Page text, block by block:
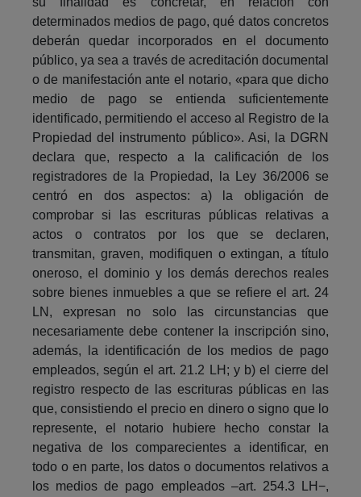
determinados medios de pago, qué datos concretos
deberán quedar incorporados en el documento
público, ya sea a través de acreditación documental
o de manifestación ante el notario, «para que dicho
medio de pago se entienda suficientemente
identificado, permitiendo el acceso al Registro de la
Propiedad del instrumento público». Asi, la DGRN
declara que, respecto a la calificación de los
registradores de la Propiedad, la Ley 36/2006 se
centró en dos aspectos: a) la obligación de
comprobar si las escrituras públicas relativas a
actos o contratos por los que se declaren,
transmitan, graven, modifiquen o extingan, a título
oneroso, el dominio y los demás derechos reales
sobre bienes inmuebles a que se refiere el art. 24
LN, expresan no solo las circunstancias que
necesariamente debe contener la inscripción sino,
además, la identificación de los medios de pago
empleados, según el art. 21.2 LH; y b) el cierre del
registro respecto de las escrituras públicas en las
que, consistiendo el precio en dinero o signo que lo
represente, el notario hubiere hecho constar la
negativa de los comparecientes a identificar, en
todo o en parte, los datos o documentos relativos a
los medios de pago empleados –art. 254.3 LH−,